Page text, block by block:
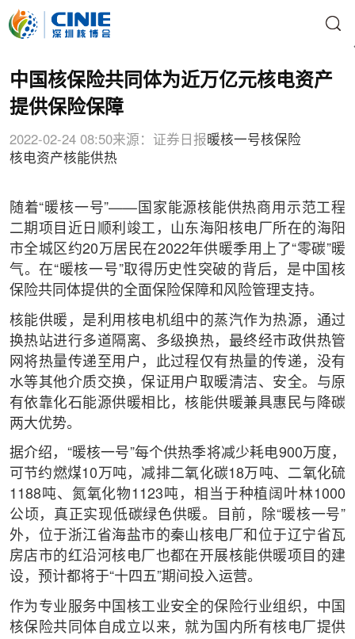
中国核保险共同体为近万亿元核电资产
提供保险保障
2022-02-24 08:50来源：证券日报暖核一号核保险
核电资产核能供热
随着“暖核一号”——国家能源核能供热商用示范工程
二期项目近日顺利竣工，山东海阳核电厂所在的海阳
市全城区约20万居民在2022年供暖季用上了“零碳”暖
气。在“暖核一号”取得历史性突破的背后，是中国核
保险共同体提供的全面保险保障和风险管理支持。
核能供暖，是利用核电机组中的蒸汽作为热源，通过
换热站进行多道隔离、多级换热，最终经市政供热管
网将热量传递至用户，此过程仅有热量的传递，没有
水等其他介质交换，保证用户取暖清洁、安全。与原
有依靠化石能源供暖相比，核能供暖兼具惠民与降碳
两大优势。
据介绍，“暖核一号”每个供热季将减少耗电900万度，
可节约燃煤10万吨，减排二氧化碳18万吨、二氧化硫
1188吨、氮氧化物1123吨，相当于种植阔叶林1000
公顷，真正实现低碳绿色供暖。目前，除“暖核一号”
外，位于浙江省海盐市的秦山核电厂和位于辽宁省瓦
房店市的红沿河核电厂也都在开展核能供暖项目的建
设，预计都将于“十四五”期间投入运营。
作为专业服务中国核工业安全的保险行业组织，中国
核保险共同体自成立以来，就为国内所有核电厂提供